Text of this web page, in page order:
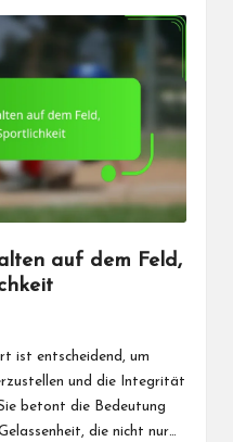
auf dem Feld,
ist entscheidend, um
und die Integrität
betont die Bedeutung
die nicht nur…